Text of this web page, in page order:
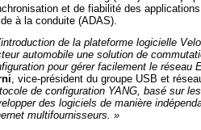
et de fiabilité des
à la conduite (ADAS).
de la plateforme logicielle
automobile une solution de
pour gérer facilement le réseau
, vice-président du groupe USB et
de configuration YANG, basé sur
des logiciels de manière
multifournisseurs. »